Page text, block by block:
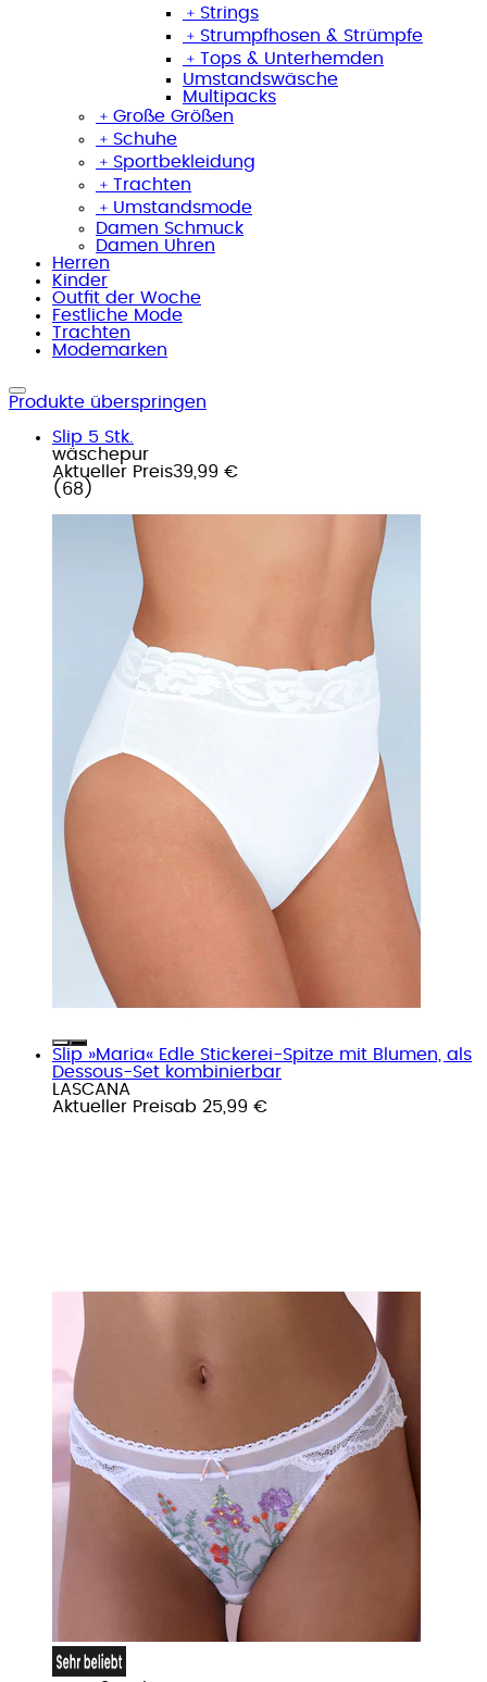
﹢ Strings
﹢ Strumpfhosen & Strümpfe
﹢ Tops & Unterhemden
Umstandswäsche
Multipacks
﹢ Große Größen
﹢ Schuhe
﹢ Sportbekleidung
﹢ Trachten
﹢ Umstandsmode
Damen Schmuck
Damen Uhren
Herren
Kinder
Outfit der Woche
Festliche Mode
Trachten
Modemarken
Produkte überspringen
Slip 5 Stk.
wäschepur
Aktueller Preis39,99 €
( 68 )
Slip »Maria« Edle Stickerei-Spitze mit Blumen, als
Dessous-Set kombinierbar
LASCANA
Aktueller Preisab 25,99 €